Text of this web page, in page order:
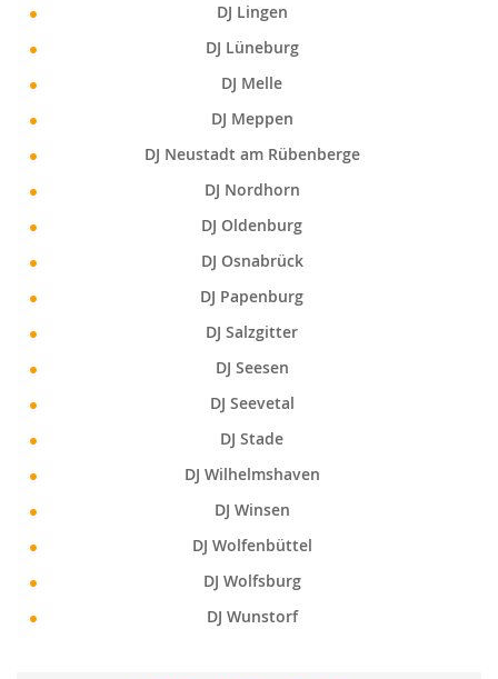
DJ Lingen
DJ Lüneburg
DJ Melle
DJ Meppen
DJ Neustadt am Rübenberge
DJ Nordhorn
DJ Oldenburg
DJ Osnabrück
DJ Papenburg
DJ Salzgitter
DJ Seesen
DJ Seevetal
DJ Stade
DJ Wilhelmshaven
DJ Winsen
DJ Wolfenbüttel
DJ Wolfsburg
DJ Wunstorf